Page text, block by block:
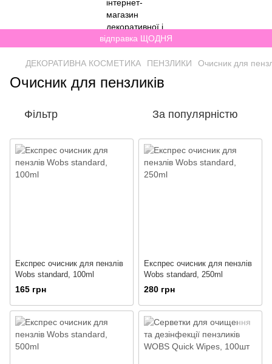
відправка ЩОДНЯ
ДЕКОРАТИВНА КОСМЕТИКА ПЕНЗЛИКИ Очисник для
Очисник для пензликів
Фільтр За популярністю
Експрес очисник для пензлів
Wobs standard, 100ml
165 грн
Експрес очисник для пензлів
Wobs standard, 250ml
280 грн